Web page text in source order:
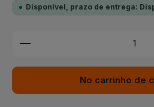
Disponível, prazo de entrega:
Quantidade do Produto:
No carrinho de